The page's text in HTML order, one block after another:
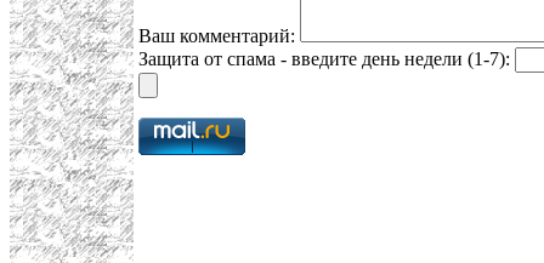
Ваш комментарий:
Защита от спама - введите день недели (1-7):